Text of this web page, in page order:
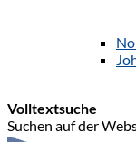
Volltextsuche
Suchen auf der